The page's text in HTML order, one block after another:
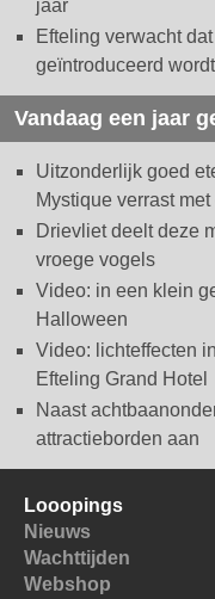
jaar
Efteling verwacht
geïntroduceerd wordt
Vandaag een jaar
Uitzonderlijk goed
Mystique verrast
Drievliet deelt deze
vroege vogels
Video: in een klein
Halloween
Video: lichteffecten
Efteling Grand Hotel
Naast
attractieborden aan
Looopings
Nieuws
Wachttijden
Webshop